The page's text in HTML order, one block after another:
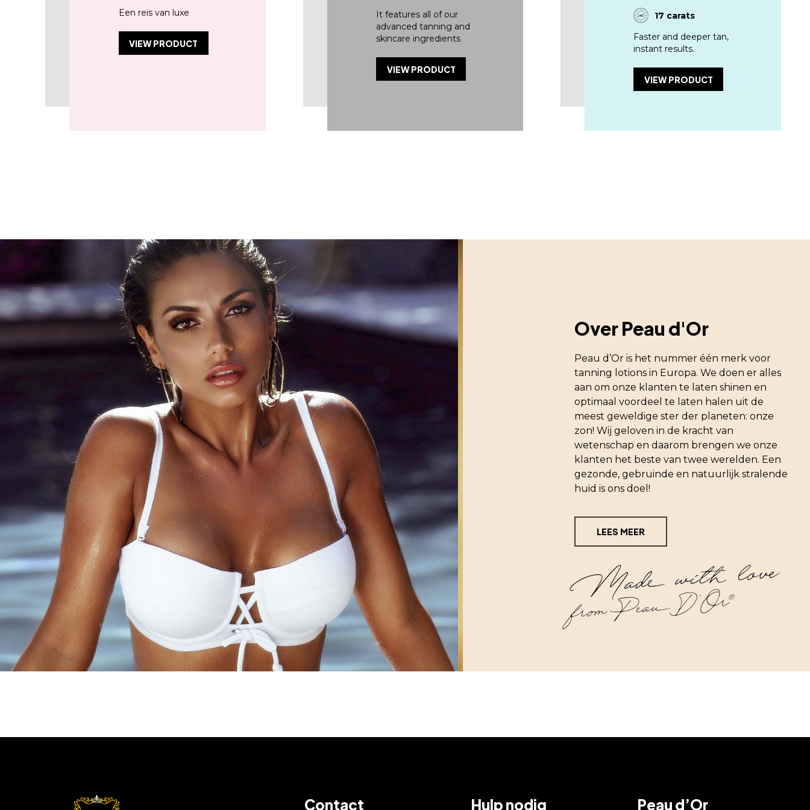
Een reis van luxe
VIEW PRODUCT
It features all of our
advanced tanning and
skincare ingredients
VIEW PRODUCT
17 carats
Faster and deeper tan,
instant results.
VIEW PRODUCT
Over Peau d'Or
Peau d’Or is het nummer één merk voor
tanning lotions in Europa. We doen er alles
aan om onze klanten te laten shinen en
optimaal voordeel te laten halen uit de
meest geweldige ster der planeten: onze
zon! Wij geloven in de kracht van
wetenschap en daarom brengen we onze
klanten het beste van twee werelden. Een
gezonde, gebruinde en natuurlijk stralende
huid is ons doel!
LEES MEER
Contact Hulp nodig Peau d’Or